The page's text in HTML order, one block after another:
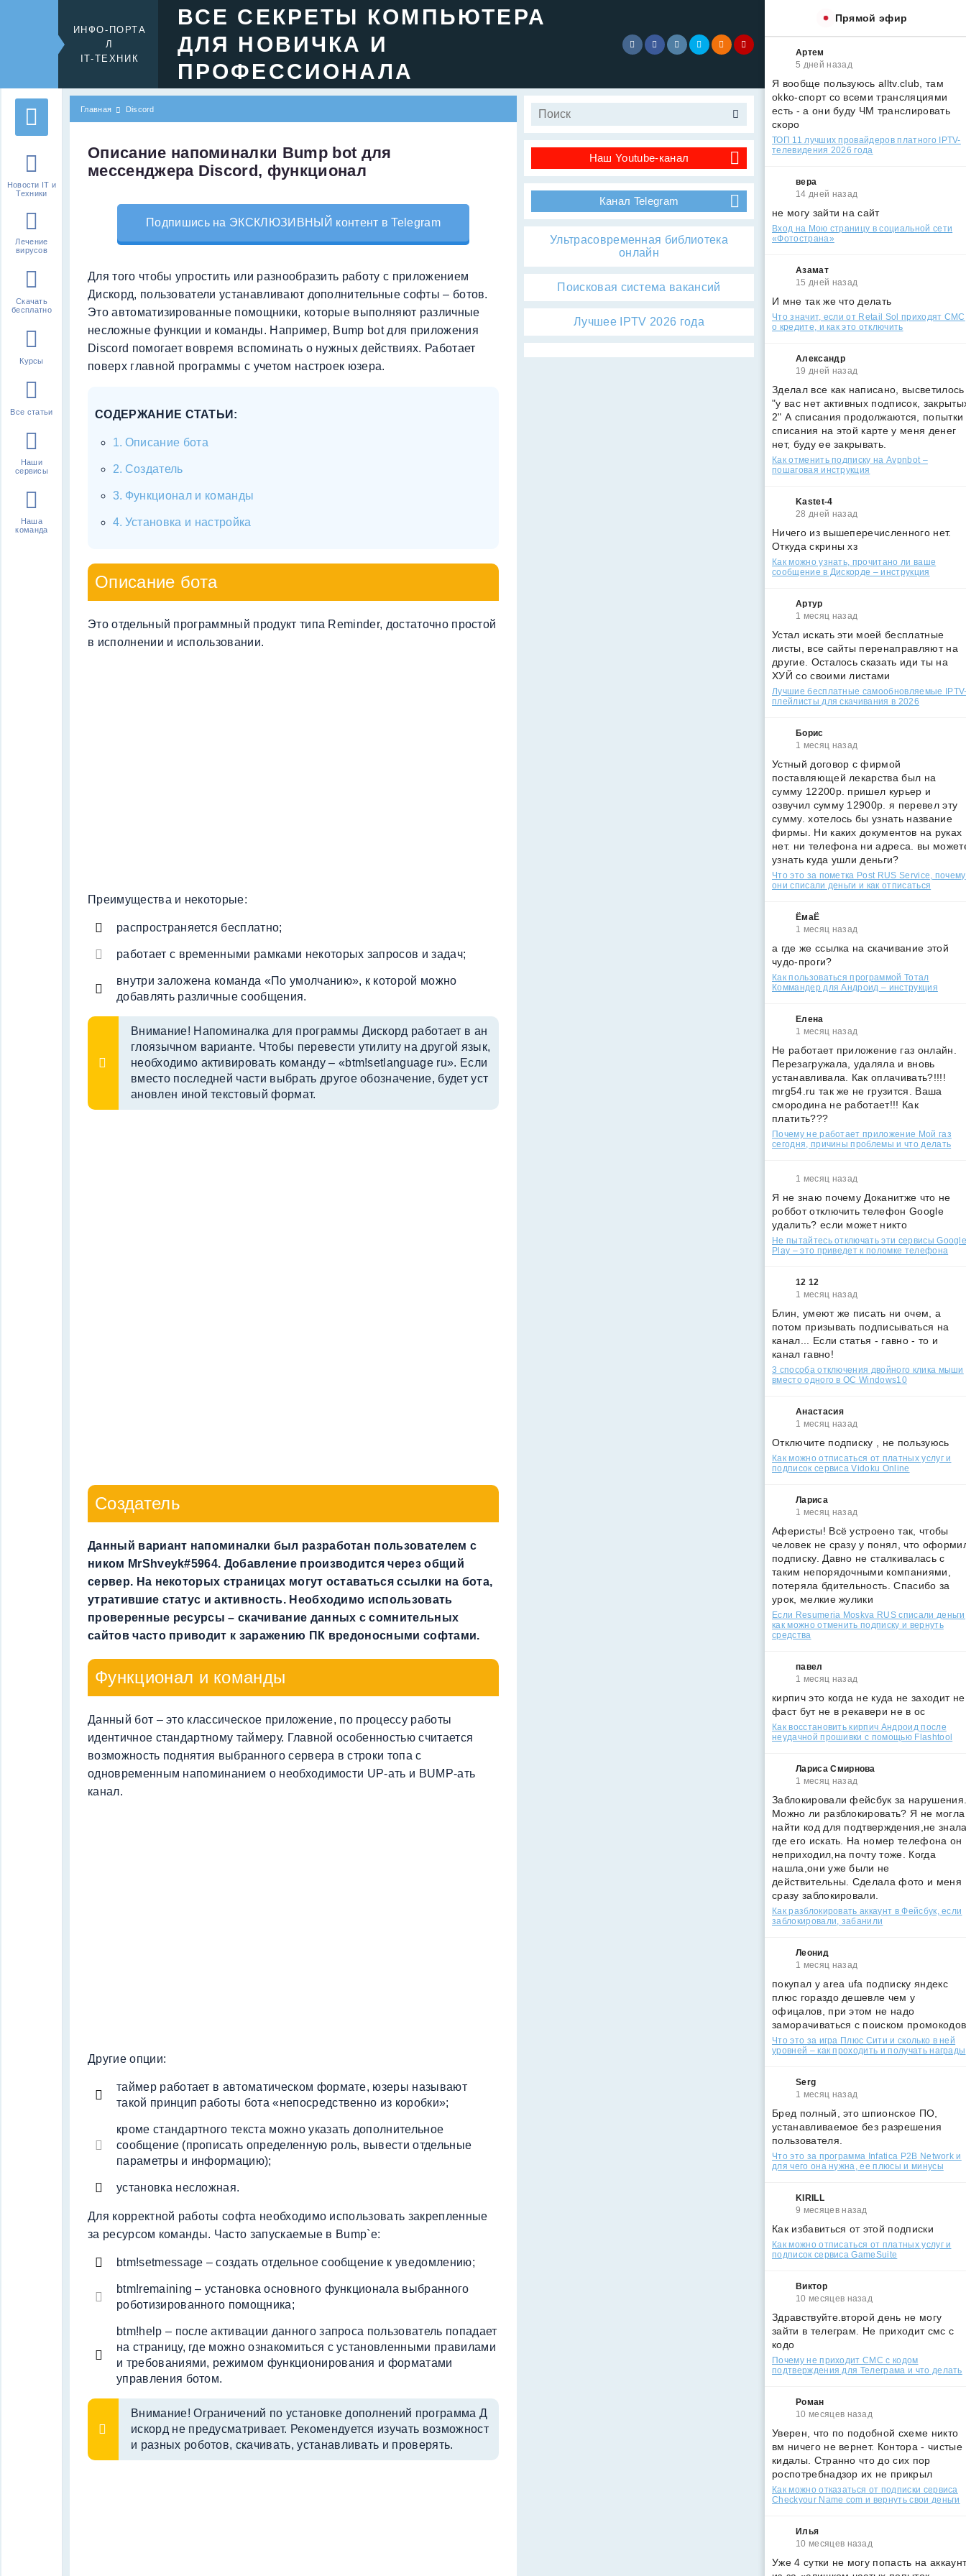
ИНФО-ПОРТА
Л
IT-ТЕХНИК
ВСЕ СЕКРЕТЫ КОМПЬЮТЕРА
ДЛЯ НОВИЧКА И
ПРОФЕССИОНАЛА
Новости IT и
Техники
Лечение
вирусов
Скачать
бесплатно
Курсы
Все статьи
Наши
сервисы
Наша
команда
Главная Discord
Описание напоминалки Bump bot для
мессенджера Discord, функционал
Подпишись на ЭКСКЛЮЗИВНЫЙ контент в Telegram
Для того чтобы упростить или разнообразить работу с приложением
Дискорд, пользователи устанавливают дополнительные софты – ботов.
Это автоматизированные помощники, которые выполняют различные
несложные функции и команды. Например, Bump bot для приложения
Discord помогает вовремя вспоминать о нужных действиях. Работает
поверх главной программы с учетом настроек юзера.
СОДЕРЖАНИЕ СТАТЬИ:
Описание бота
Создатель
Функционал и команды
Установка и настройка
Описание бота
Это отдельный программный продукт типа Reminder, достаточно простой
в исполнении и использовании.
Преимущества и некоторые:
распространяется бесплатно;
работает с временными рамками некоторых запросов и задач;
внутри заложена команда «По умолчанию», к которой можно
добавлять различные сообщения.
Внимание! Напоминалка для программы Дискорд работает в ан
глоязычном варианте. Чтобы перевести утилиту на другой язык,
необходимо активировать команду – «btm!setlanguage ru». Если
вместо последней части выбрать другое обозначение, будет уст
ановлен иной текстовый формат.
Создатель
Данный вариант напоминалки был разработан пользователем с
ником MrShveyk#5964. Добавление производится через общий
сервер. На некоторых страницах могут оставаться ссылки на бота,
утратившие статус и активность. Необходимо использовать
проверенные ресурсы – скачивание данных с сомнительных
сайтов часто приводит к заражению ПК вредоносными софтами.
Функционал и команды
Данный бот – это классическое приложение, по процессу работы
идентичное стандартному таймеру. Главной особенностью считается
возможность поднятия выбранного сервера в строки топа с
одновременным напоминанием о необходимости UP-ать и BUMP-ать
канал.
Другие опции:
таймер работает в автоматическом формате, юзеры называют
такой принцип работы бота «непосредственно из коробки»;
кроме стандартного текста можно указать дополнительное
сообщение (прописать определенную роль, вывести отдельные
параметры и информацию);
установка несложная.
Для корректной работы софта необходимо использовать закрепленные
за ресурсом команды. Часто запускаемые в Bump`e:
btm!setmessage – создать отдельное сообщение к уведомлению;
btm!remaining – установка основного функционала выбранного
роботизированного помощника;
btm!help – после активации данного запроса пользователь попадает
на страницу, где можно ознакомиться с установленными правилами
и требованиями, режимом функционирования и форматами
управления ботом.
Внимание! Ограничений по установке дополнений программа Д
искорд не предусматривает. Рекомендуется изучать возможност
и разных роботов, скачивать, устанавливать и проверять.
Наш Youtube-канал
Канал Telegram
Ультрасовременная библиотека
онлайн
Поисковая система вакансий
Лучшее IPTV 2026 года
Прямой эфир
Артем
5 дней назад
Я вообще пользуюсь alltv.club, там
okko-спорт со всеми трансляциями
есть - а они буду ЧМ транслировать
скоро
ТОП 11 лучших провайдеров платного IPTV-
телевидения 2026 года
вера
14 дней назад
не могу зайти на сайт
Вход на Мою страницу в социальной сети
«Фотострана»
Азамат
15 дней назад
И мне так же что делать
Что значит, если от Retail Sol приходят СМС
о кредите, и как это отключить
Александр
19 дней назад
Зделал все как написано, высветилось
"у вас нет активных подписок,
2" А списания продолжаются, попытки
списания на этой карте у меня денег
нет, буду ее закрывать.
Как отменить подписку на Avpnbot –
пошаговая инструкция
Kastet-4
28 дней назад
Ничего из вышеперечисленного нет.
Откуда скрины хз
Как можно узнать, прочитано ли ваше
сообщение в Дискорде – инструкция
Артур
1 месяц назад
Устал искать эти моей бесплатные
листы, все сайты перенаправляют на
другие. Осталось сказать иди ты на
ХУЙ со своими листами
Лучшие бесплатные самообновляемые
плейлисты для скачивания в 2026
Борис
1 месяц назад
Устный договор с фирмой
поставляющей лекарства был на
сумму 12200р. пришел курьер и
озвучил сумму 12900р. я перевел эту
сумму. хотелось бы узнать название
фирмы. Ни каких документов на руках
нет. ни телефона ни адреса. вы
узнать куда ушли деньги?
Что это за пометка Post RUS Service, почему
они списали деньги и как отписаться
ЁмаЁ
1 месяц назад
а где же ссылка на скачивание этой
чудо-проги?
Как пользоваться программой Тотал
Коммандер для Андроид – инструкция
Елена
1 месяц назад
Не работает приложение газ онлайн.
Перезагружала, удаляла и вновь
устанавливала. Как оплачивать?!!!!
mrg54.ru так же не грузится. Ваша
смородина не работает!!! Как
платить???
Почему не работает приложение Мой газ
сегодня, причины проблемы и что делать
1 месяц назад
Я не знаю почему Доканитже что не
роббот отключить телефон Google
удалить? если может никто
Не пытайтесь отключать эти сервисы
Play – это приведет к поломке телефона
12 12
1 месяц назад
Блин, умеют же писать ни очем, а
потом призывать подписываться на
канал... Если статья - гавно - то и
канал гавно!
3 способа отключения двойного клика мыши
вместо одного в ОС Windows10
Анастасия
1 месяц назад
Отключите подписку , не пользуюсь
Как можно отписаться от платных услуг и
подписок сервиса Vidoku Online
Лариса
1 месяц назад
Аферисты! Всё устроено так, чтобы
человек не сразу у понял, что
подписку. Давно не сталкивалась с
таким непорядочными компаниями,
потеряла бдительность. Спасибо за
урок, мелкие жулики
Если Resumeria Moskva RUS списали
как можно отменить подписку и вернуть
средства
павел
1 месяц назад
кирпич это когда не куда не заходит не
фаст бут не в рекавери не в ос
Как восстановить кирпич Андроид после
неудачной прошивки с помощью Flashtool
Лариса Смирнова
1 месяц назад
Заблокировали фейсбук за
Можно ли разблокировать? Я не могла
найти код для подтверждения,не
где его искать. На номер телефона он
неприходил,на почту тоже. Когда
нашла,они уже были не
действительны. Сделала фото и меня
сразу заблокировали.
Как разблокировать аккаунт в Фейсбук, если
заблокировали, забанили
Леонид
1 месяц назад
покупал у area ufa подписку яндекс
плюс гораздо дешевле чем у
офицалов, при этом не надо
заморачиваться с поиском промокодов
Что это за игра Плюс Сити и сколько в ней
уровней – как проходить и получать награды
Serg
1 месяц назад
Бред полный, это шпионское ПО,
устанавливаемое без разрешения
пользователя.
Что это за программа Infatica P2B Network и
для чего она нужна, ее плюсы и минусы
KIRILL
9 месяцев назад
Как избавиться от этой подписки
Как можно отписаться от платных услуг и
подписок сервиса GameSuite
Виктор
10 месяцев назад
Здравствуйте.второй день не могу
зайти в телеграм. Не приходит смс с
кодо
Почему не приходит СМС с кодом
подтверждения для Телеграма и что делать
Роман
10 месяцев назад
Уверен, что по подобной схеме никто
вм ничего не вернет. Контора - чистые
кидалы. Странно что до сих пор
роспотребнадзор их не прикрыл
Как можно отказаться от подписки сервиса
Checkyour Name com и вернуть свои деньги
Илья
10 месяцев назад
Уже 4 сутки не могу попасть на